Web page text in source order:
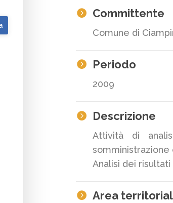
 Committente
Comune di
 Periodo
2009
 Descrizione
Attività di
somministrazione
Analisi dei
 Area